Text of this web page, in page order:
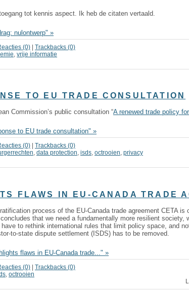
tot kennis aspect. Ik heb de citaten vertaald.
nulontwerp" »
(0) |Trackbacks (0)
,vrije informatie
TO EU TRADE CONSULTATION
Commission’s public consultation “A renewed trade policy
to EU trade consultation" »
(0) |Trackbacks (0)
,data protection,isds,octrooien,privacy
FLAWS IN EU-CANADA TRADE
process of the EU-Canada trade agreement CETA is
that we need a fundamentally more resilient society,
to rethink international rules that limit policy space, and
to-state dispute settlement (ISDS) has to be removed.
flaws in EU-Canada trade..." »
(0) |Trackbacks (0)
,octrooien